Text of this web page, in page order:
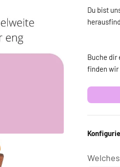
Du bist
Buche dir
finden